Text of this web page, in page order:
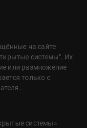
на сайте
системы". Их
или размножение
только с
системы»